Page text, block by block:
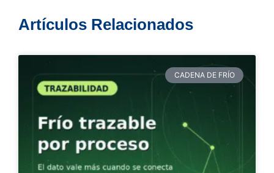
Artículos Relacionados
CADENA DE FRÍO